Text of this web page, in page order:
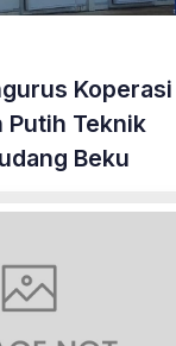
Koperasi
Putih Teknik
Beku